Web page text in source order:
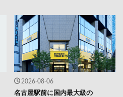
2026-08-06
名古屋駅前に国内最大級の